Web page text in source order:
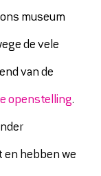
museum
de vele
van de
openstelling.
en hebben we